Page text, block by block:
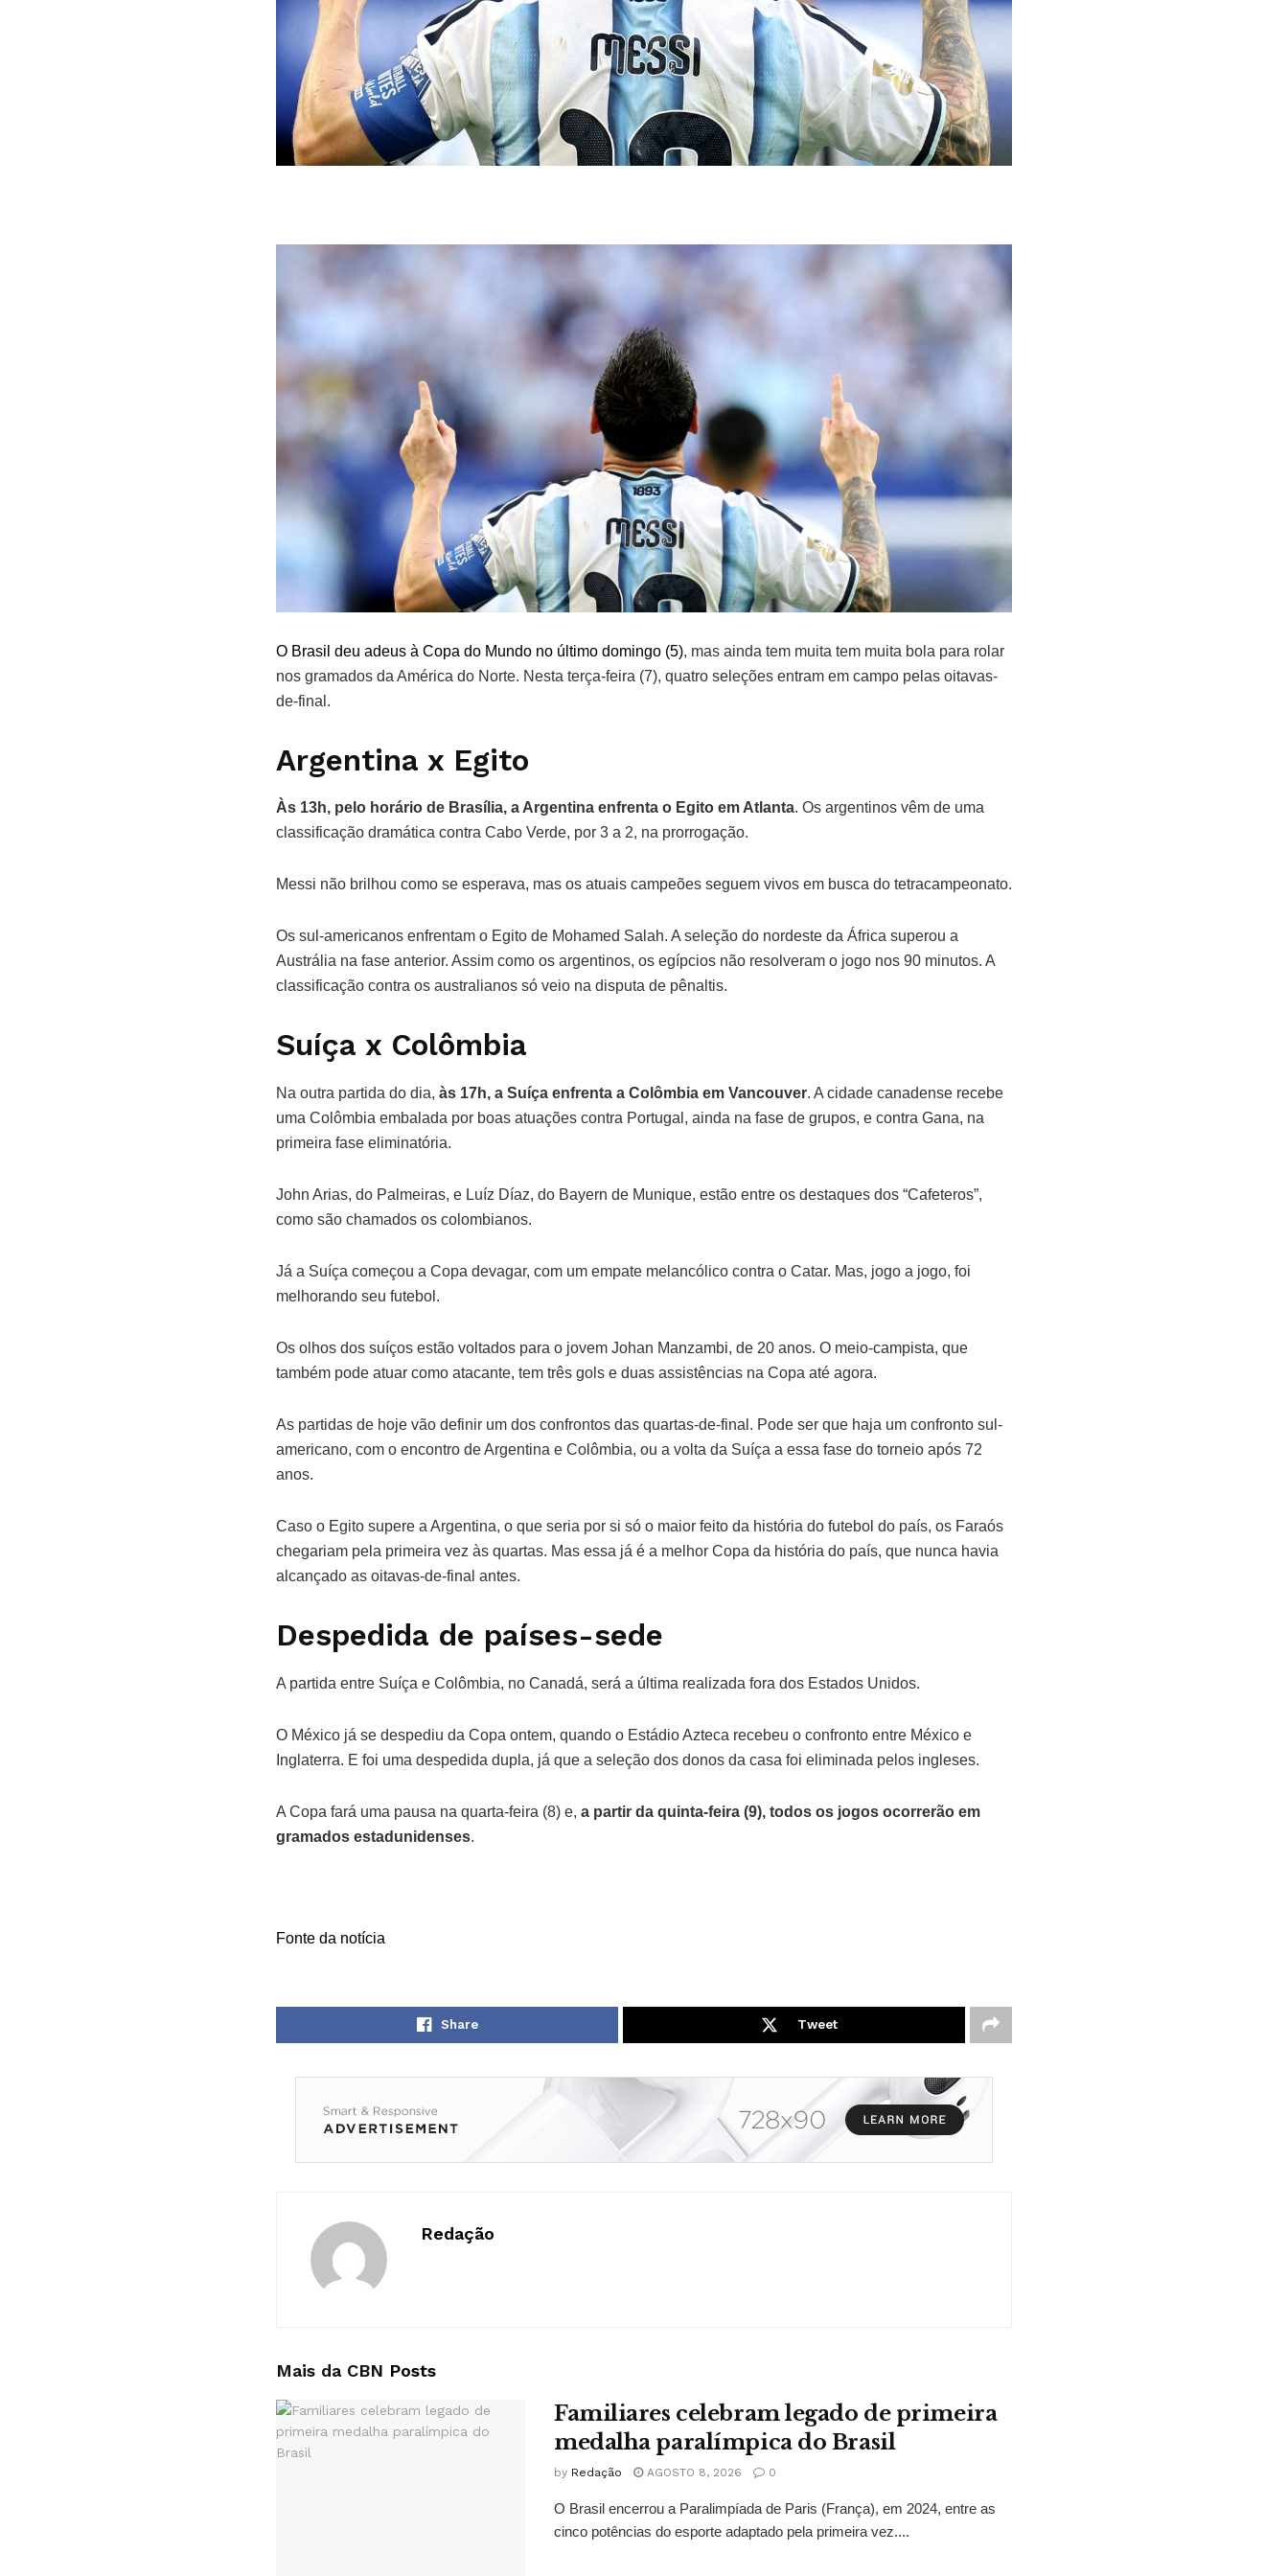
O Brasil deu adeus à Copa do Mundo no último domingo (5), mas ainda tem muita tem muita bola para rolar
nos gramados da América do Norte. Nesta terça-feira (7), quatro seleções entram em campo pelas oitavas-
de-final.
Argentina x Egito
Às 13h, pelo horário de Brasília, a Argentina enfrenta o Egito em Atlanta. Os argentinos vêm de uma
classificação dramática contra Cabo Verde, por 3 a 2, na prorrogação.
Messi não brilhou como se esperava, mas os atuais campeões seguem vivos em busca do tetracampeonato.
Os sul-americanos enfrentam o Egito de Mohamed Salah. A seleção do nordeste da África superou a
Austrália na fase anterior. Assim como os argentinos, os egípcios não resolveram o jogo nos 90 minutos. A
classificação contra os australianos só veio na disputa de pênaltis.
Suíça x Colômbia
Na outra partida do dia, às 17h, a Suíça enfrenta a Colômbia em Vancouver. A cidade canadense recebe
uma Colômbia embalada por boas atuações contra Portugal, ainda na fase de grupos, e contra Gana, na
primeira fase eliminatória.
John Arias, do Palmeiras, e Luíz Díaz, do Bayern de Munique, estão entre os destaques dos “Cafeteros”,
como são chamados os colombianos.
Já a Suíça começou a Copa devagar, com um empate melancólico contra o Catar. Mas, jogo a jogo, foi
melhorando seu futebol.
Os olhos dos suíços estão voltados para o jovem Johan Manzambi, de 20 anos. O meio-campista, que
também pode atuar como atacante, tem três gols e duas assistências na Copa até agora.
As partidas de hoje vão definir um dos confrontos das quartas-de-final. Pode ser que haja um confronto sul-
americano, com o encontro de Argentina e Colômbia, ou a volta da Suíça a essa fase do torneio após 72
anos.
Caso o Egito supere a Argentina, o que seria por si só o maior feito da história do futebol do país, os Faraós
chegariam pela primeira vez às quartas. Mas essa já é a melhor Copa da história do país, que nunca havia
alcançado as oitavas-de-final antes.
Despedida de países-sede
A partida entre Suíça e Colômbia, no Canadá, será a última realizada fora dos Estados Unidos.
O México já se despediu da Copa ontem, quando o Estádio Azteca recebeu o confronto entre México e
Inglaterra. E foi uma despedida dupla, já que a seleção dos donos da casa foi eliminada pelos ingleses.
A Copa fará uma pausa na quarta-feira (8) e, a partir da quinta-feira (9), todos os jogos ocorrerão em
gramados estadunidenses.
Fonte da notícia
Share Tweet
Redação
Mais da CBN Posts
Familiares celebram legado de primeira
medalha paralímpica do Brasil
by Redação AGOSTO 8, 2026 0
O Brasil encerrou a Paralimpíada de Paris (França), em 2024, entre as
cinco potências do esporte adaptado pela primeira vez....